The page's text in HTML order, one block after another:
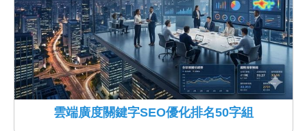
雲端廣度關鍵字SEO優化排名50字組